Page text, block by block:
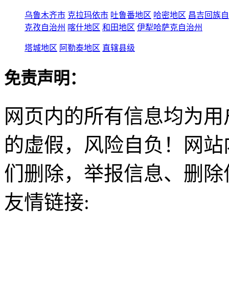
乌鲁木齐市 克拉玛依市 吐鲁番地区 哈密地区 昌吉回族
克孜自治州 喀什地区 和田地区 伊犁哈萨克自治州
塔城地区 阿勒泰地区 直辖县级
免责声明：
网页内的所有信息均为
的虚假，风险自负！网
们删除，举报信息、删
友情链接: